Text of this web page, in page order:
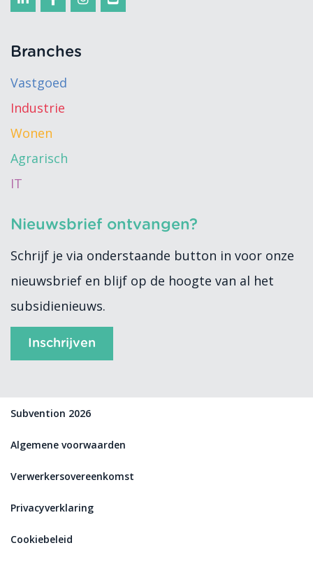
Branches
Vastgoed
Industrie
Wonen
Agrarisch
IT
Nieuwsbrief ontvangen?
Schrijf je via onderstaande button in voor onze
nieuwsbrief en blijf op de hoogte van al het
subsidienieuws.
Inschrijven
Subvention 2026
Algemene voorwaarden
Verwerkersovereenkomst
Privacyverklaring
Cookiebeleid